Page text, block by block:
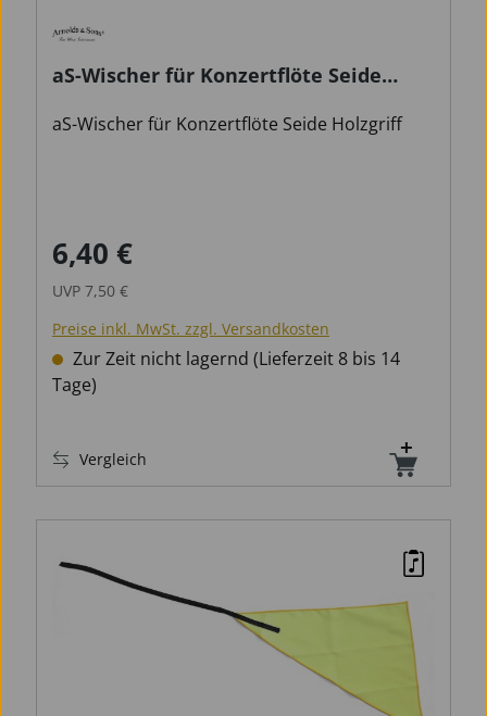
aS-Wischer für Konzertflöte Seide
aS-Wischer für Konzertflöte Seide Holzgriff
Verkaufspreis:
6,40 €
UVP 7,50 €
Preise inkl. MwSt. zzgl. Versandkosten
Zur Zeit nicht lagernd (Lieferzeit 8 bis 14
Tage)
Vergleich